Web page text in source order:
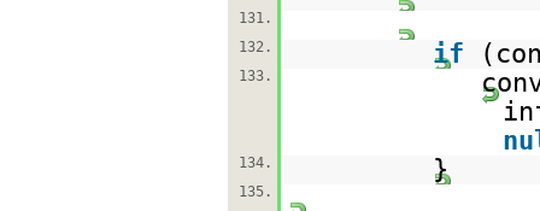
131.
132.
if
133.
134. }
135.